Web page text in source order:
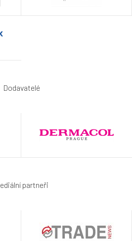
Dodavatelé
partneři